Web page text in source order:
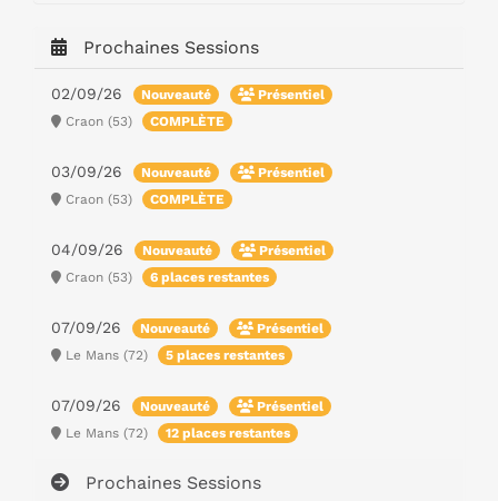
Prochaines Sessions
02/09/26 Nouveauté
Présentiel
Craon (53)
COMPLÈTE
03/09/26 Nouveauté
Présentiel
Craon (53)
COMPLÈTE
04/09/26 Nouveauté
Présentiel
Craon (53)
6 places restantes
07/09/26 Nouveauté
Présentiel
Le Mans (72)
5 places restantes
07/09/26 Nouveauté
Présentiel
Le Mans (72)
12 places restantes
Prochaines Sessions